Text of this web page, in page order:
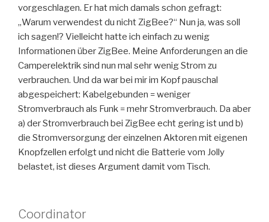
vorgeschlagen. Er hat mich damals schon gefragt:
„Warum verwendest du nicht ZigBee?“ Nun ja, was soll
ich sagen!? Vielleicht hatte ich einfach zu wenig
Informationen über ZigBee. Meine Anforderungen an die
Camperelektrik sind nun mal sehr wenig Strom zu
verbrauchen. Und da war bei mir im Kopf pauschal
abgespeichert: Kabelgebunden = weniger
Stromverbrauch als Funk = mehr Stromverbrauch. Da aber
a) der Stromverbrauch bei ZigBee echt gering ist und b)
die Stromversorgung der einzelnen Aktoren mit eigenen
Knopfzellen erfolgt und nicht die Batterie vom Jolly
belastet, ist dieses Argument damit vom Tisch.
Coordinator